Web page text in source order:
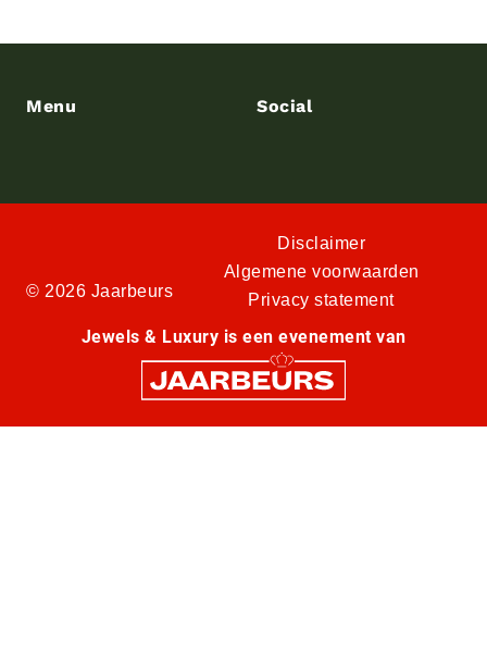
Menu Social
© 2026 Jaarbeurs
Disclaimer
Algemene voorwaarden
Privacy statement
Jewels & Luxury is een evenement van